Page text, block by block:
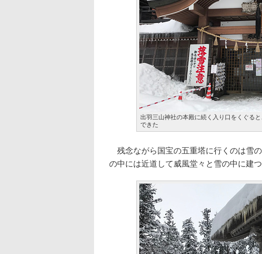
出羽三山神社の本殿に続く入り口をくぐる
できた
残念ながら国宝の五重塔に行くのは雪
の中には近道して威風堂々と雪の中に建